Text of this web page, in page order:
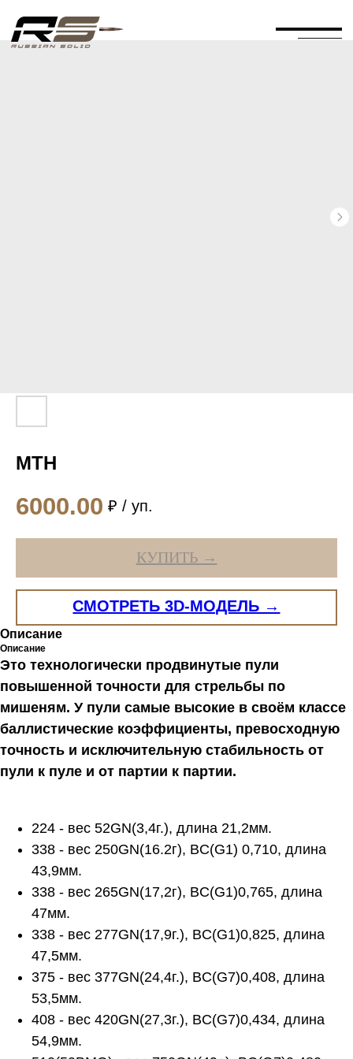
MTH
6000.00 ₽ / уп.
КУПИТЬ →
СМОТРЕТЬ 3D-МОДЕЛЬ →
Описание
Описание
Это технологически продвинутые пули
повышенной точности для стрельбы по
мишеням. У пули самые высокие в своём классе
баллистические коэффициенты, превосходную
точность и исключительную стабильность от
пули к пуле и от партии к партии.
224 - вес 52GN(3,4г.), длина 21,2мм.
338 - вес 250GN(16.2г), BC(G1) 0,710, длина
43,9мм.
338 - вес 265GN(17,2г), BC(G1)0,765, длина
47мм.
338 - вес 277GN(17,9г.), BC(G1)0,825, длина
47,5мм.
375 - вес 377GN(24,4г.), BC(G7)0,408, длина
53,5мм.
408 - вес 420GN(27,3г.), BC(G7)0,434, длина
54,9мм.